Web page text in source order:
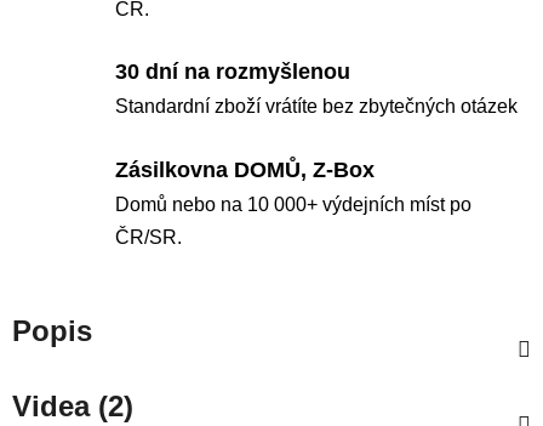
ČR.
30 dní na rozmyšlenou
Standardní zboží vrátíte bez zbytečných otázek
Zásilkovna DOMŮ, Z-Box
Domů nebo na 10 000+ výdejních míst po
ČR/SR.
Popis
Videa (2)